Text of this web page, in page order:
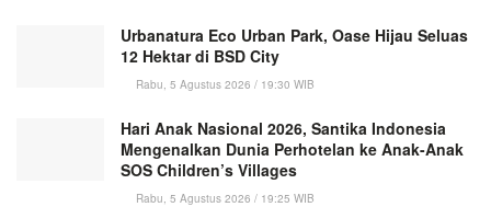
Urbanatura Eco Urban Park, Oase Hijau Seluas
12 Hektar di BSD City
Rabu, 5 Agustus 2026 / 19:30 WIB
Hari Anak Nasional 2026, Santika Indonesia
Mengenalkan Dunia Perhotelan ke Anak-Anak
SOS Children’s Villages
Rabu, 5 Agustus 2026 / 19:25 WIB